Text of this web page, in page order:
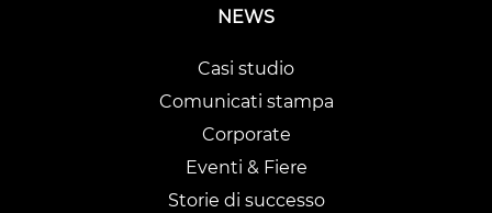
NEWS
Casi studio
Comunicati stampa
Corporate
Eventi & Fiere
Storie di successo